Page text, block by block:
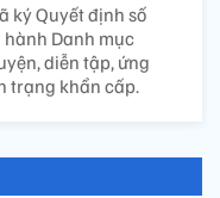
ký Quyết định số
Danh mục
diễn tập, ứng
trạng khẩn cấp.